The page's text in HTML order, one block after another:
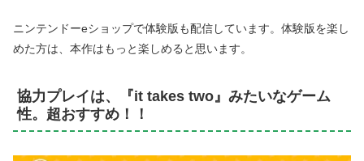
ニンテンドーeショップで体験版も配信しています。体験版を楽し
めた方は、本作はもっと楽しめると思います。
協力プレイは、『it takes two』みたいなゲーム
性。超おすすめ！！